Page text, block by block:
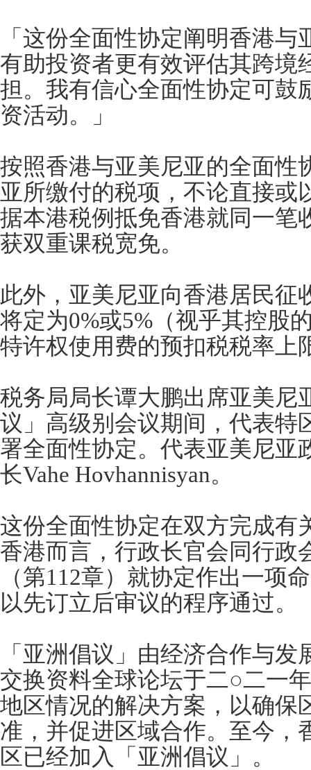
「这份全面性协定阐明香港
有助投资者更有效评估其跨境
担。我有信心全面性协定可鼓
资活动。」
按照香港与亚美尼亚的全面性
亚所缴付的税项，不论直接或
据本港税例抵免香港就同一笔
获双重课税宽免。
此外，亚美尼亚向香港居民征
将定为0%或5%（视乎其控股
特许权使用费的预扣税税率上
税务局局长谭大鹏出席亚美尼
议」高级别会议期间，代表特
署全面性协定。代表亚美尼亚
长Vahe Hovhannisyan。
这份全面性协定在双方完成有
香港而言，行政长官会同行政
（第112章）就协定作出一项
以先订立后审议的程序通过。
「亚洲倡议」由经济合作与
交换资料全球论坛于二○二一
地区情况的解决方案，以确保
准，并促进区域合作。至今，
区已经加入「亚洲倡议」。